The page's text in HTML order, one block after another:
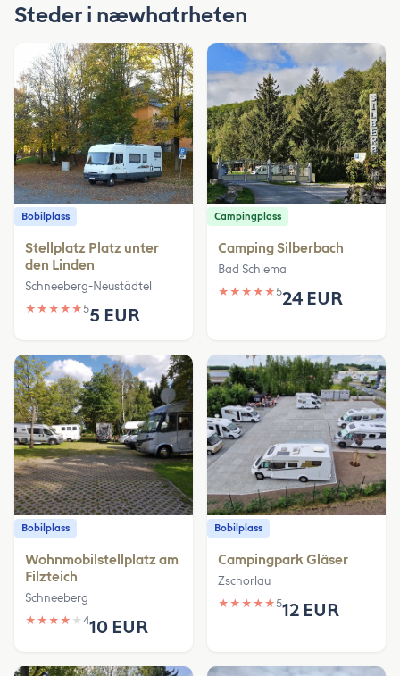
Steder i næwhatrheten
Bobilplass
Stellplatz Platz unter
den Linden
Schneeberg-Neustädtel
★ ★ ★ ★ ★55 EUR
Campingplass
Camping Silberbach
Bad Schlema
★ ★ ★ ★ ★524 EUR
Bobilplass
Wohnmobilstellplatz am
Filzteich
Schneeberg
★ ★ ★ ★ ★ 410 EUR
Bobilplass
Campingpark Gläser
Zschorlau
★ ★ ★ ★ ★512 EUR